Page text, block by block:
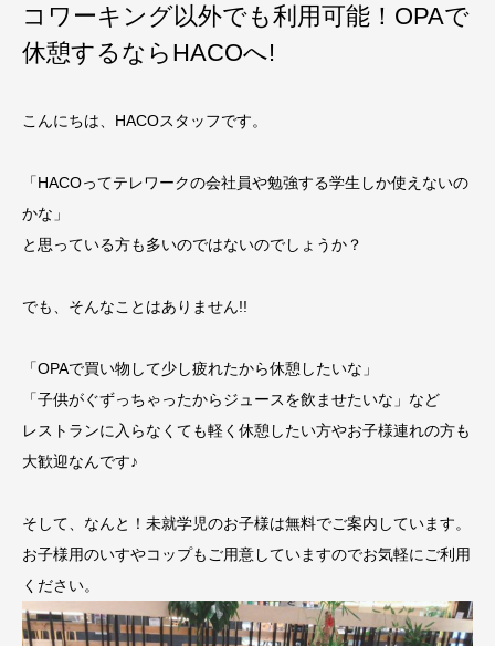
コワーキング以外でも利用可能！OPAで
休憩するならHACOへ!
こんにちは、HACOスタッフです。
「HACOってテレワークの会社員や勉強する学生しか使えないの
かな」
と思っている方も多いのではないのでしょうか？
でも、そんなことはありません!!
「OPAで買い物して少し疲れたから休憩したいな」
「子供がぐずっちゃったからジュースを飲ませたいな」など
レストランに入らなくても軽く休憩したい方やお子様連れの方も
大歓迎なんです♪
そして、なんと！未就学児のお子様は無料でご案内しています。
お子様用のいすやコップもご用意していますのでお気軽にご利用
ください。